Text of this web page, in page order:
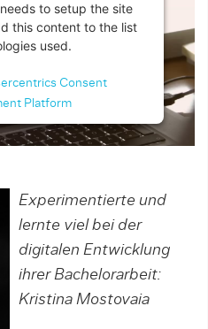
to setup the site
this content to the list
used.
Consent
Platform
Experimentierte und
lernte viel bei der
digitalen Entwicklung
ihrer Bachelor­arbeit:
Kristina Mostovaia